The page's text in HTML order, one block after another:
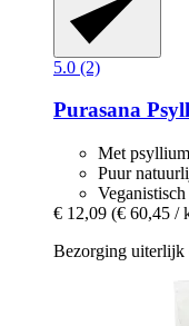
5.0 (2)
Purasana
Met
Puur
Veganistisch
€ 12,09 (€ 60,45 /
Bezorging uiterlijk